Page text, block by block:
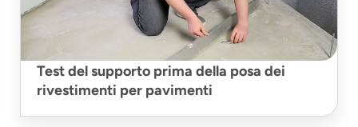
Test del supporto prima della posa dei
rivestimenti per pavimenti